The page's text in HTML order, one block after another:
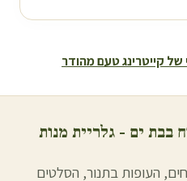
קייטרינג טעם מהודר
בבת ים - גלריית מנות
העופות בתנור, הסלטים